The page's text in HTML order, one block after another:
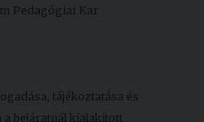
Pedagógiai Kar
tájékoztatása és
bejáratnál kialakított